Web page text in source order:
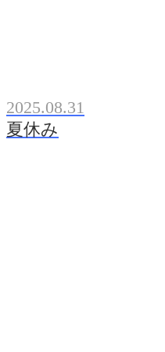
2025.08.31
夏休み